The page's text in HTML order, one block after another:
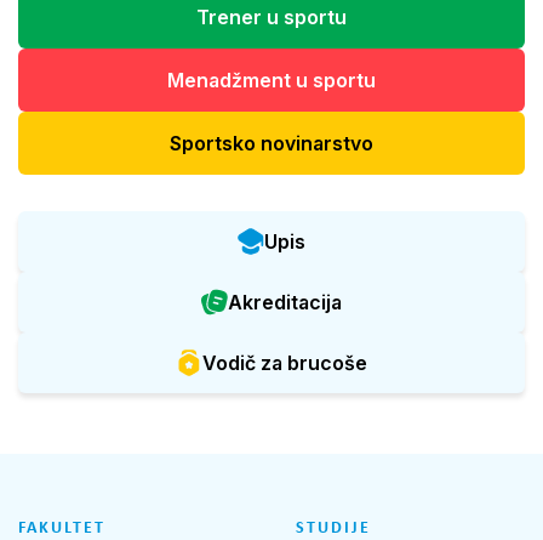
Trener u sportu
Menadžment u sportu
Sportsko novinarstvo
Upis
Akreditacija
Vodič za brucoše
FAKULTET STUDIJE